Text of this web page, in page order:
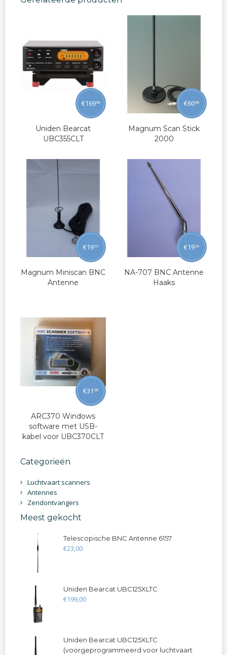
Uniden Bearcat
UBC355CLT
€16900
Magnum Scan Stick
2000
€6000
Magnum Miniscan BNC
Antenne
€1995
NA-707 BNC Antenne
Haaks
€1999
ARC370 Windows
software met USB-
kabel voor UBC370CLT
€31 00
Categorieën
Luchtvaart scanners
Antennes
Zendontvangers
Meest gekocht
Telescopische BNC Antenne 6157
€23,00
Uniden Bearcat UBC125XLTC
€199,00
Uniden Bearcat UBC125XLTC
(voorgeprogrammeerd voor luchtvaart